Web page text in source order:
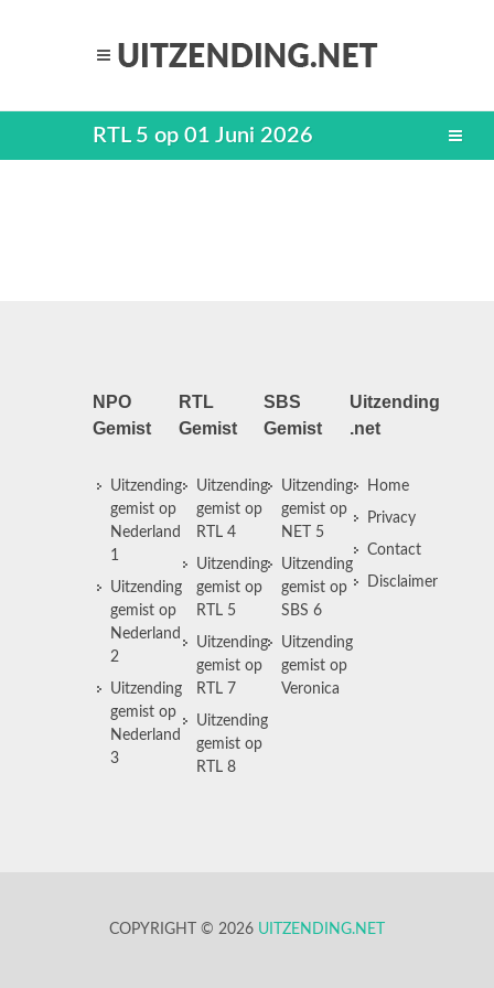
RTL 5 op 01 Juni 2026
NPO
Gemist
Uitzending
gemist op
Nederland
1
Uitzending
gemist op
Nederland
2
Uitzending
gemist op
Nederland
3
RTL
Gemist
Uitzending
gemist op
RTL 4
Uitzending
gemist op
RTL 5
Uitzending
gemist op
RTL 7
Uitzending
gemist op
RTL 8
SBS
Gemist
Uitzending
gemist op
NET 5
Uitzending
gemist op
SBS 6
Uitzending
gemist op
Veronica
Uitzending
.net
Home
Privacy
Contact
Disclaimer
COPYRIGHT © 2026 UITZENDING.NET